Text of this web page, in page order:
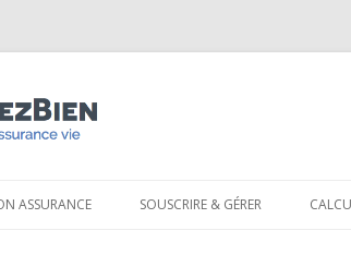
ASSURANCE SOUSCRIRE & GÉRER